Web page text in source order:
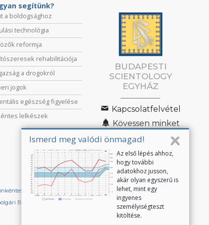
Ismerd meg valódi önmagad!
Az első lépés ahhoz,
hogy további
adatokhoz jusson,
akár olyan egyszerű is
lehet, mint egy
ingyenes
személyiségteszt
kitöltése.
segítünk?
a boldogsághoz
technológia
reformja
rehabilitációja
a drogokról
jogok
egészség figyelése
lelkészek
BUDAPESTI
SCIENTOLOGY
EGYHÁZ
Kapcsolatfelvétel
Kövessen minket
lelkészek
Scientologistok Nemzetközi Szövetsége
Bizottság az Emberi Jogokért